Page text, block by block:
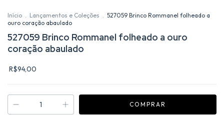
Início . Lançamentos e Coleções . 527059 Brinco Rommanel folheado a
ouro coração abaulado
527059 Brinco Rommanel folheado a ouro
coração abaulado
R$94,00